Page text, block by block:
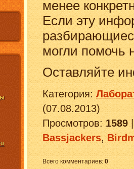
менее
Если эту
могли помочь
Оставляйте
Категория:
(07.08.2013)
Просмотров:1589
Bassjackers,
Всего комментариев:0